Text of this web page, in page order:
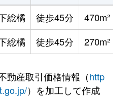
総橘 徒歩45分
470m²
総橘 徒歩45分 270m²
動産取引価格情報（http
）を加工して作成